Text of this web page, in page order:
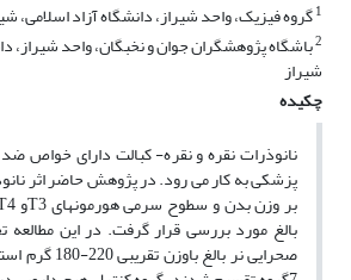
1گروه فیزیک، واحد شیراز، دانشگاه آزاد اسلامی،
2باشگاه پژوهشگران جوان و نخبگان، واحد شیراز،
شیراز
چکیده
نانوذرات نقره و نقره- کبالت دارای خواص
پزشکی به کار می رود. در پژوهش حاضر اثر
صحرایی نر بالغ